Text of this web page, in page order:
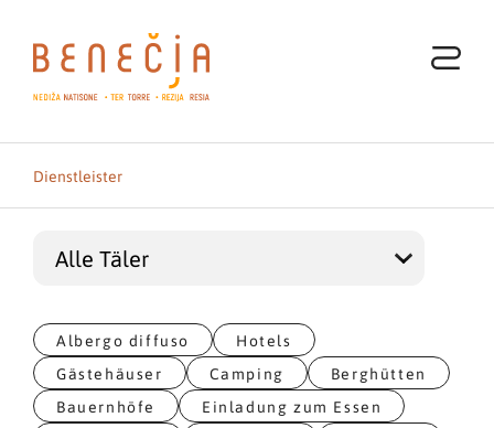
Dienstleister
Albergo diffuso
Hotels
Gästehäuser
Camping
Berghütten
Bauernhöfe
Einladung zum Essen